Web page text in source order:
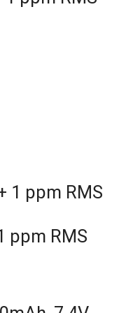
trên không.
và tiêu
từ nhà máy
chuẩn
tượng.
1 ppm RMS
ppm RMS